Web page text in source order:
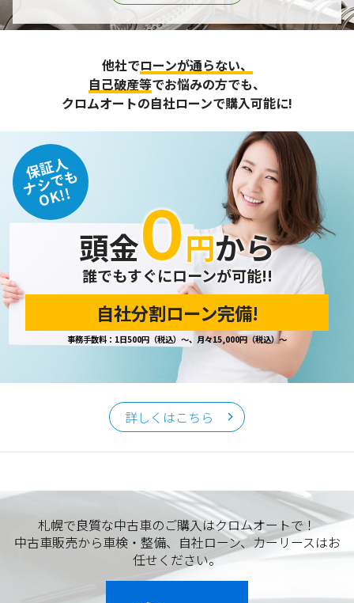
個人情報の管理
失、破壊、改ざん及び漏えいなどに対する予防ならびに是正
に努め、合理的な安全対策を講じます。
また、個人情報保護に関する法令およびその他の規範を遵守
するとともに、この方針に基づく個人情報保護規程や体制を
定め、その内容を継続的に見直し、改善に努めます。
個人情報の訂正･削除・開示
ご本人から、登録されている個人情報について訂正・削除・
開示の請求があった場合は、迅速に対応いたします。
当ホームページが保有する個人情報の取り扱い、および訂
正・削除・開示等に関するお問い合わせ先は、以下の通りで
個人情報保護担当窓口
当社の「個人情報の取扱い」に関するお問い合わせは、下記
クロムオート
〒002-0865 札幌市北区屯田町740
TEL／011-790-7766FAX／011-790-6818
他社でローンが通らない、
自己破産等でお悩みの方でも、
クロムオートの自社ローンで購入可能に!
保証人
ナシでも
OK!!
頭金０円から
誰でもすぐにローンが可能!!
自社分割ローン完備!
事務手数料：1日500円（税込）～、月々15,000円（税込）～
詳しくはこちら
札幌で良質な中古車のご購入はクロムオートで！
中古車販売から車検・整備、自社ローン、カーリースはお
任せください。